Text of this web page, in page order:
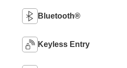
Bluetooth®
Keyless Entry